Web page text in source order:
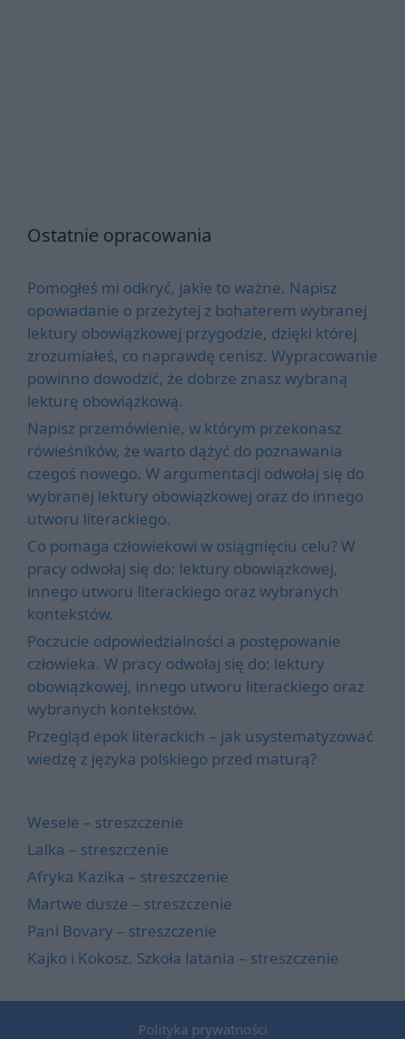
Ostatnie opracowania
Pomogłeś mi odkryć, jakie to ważne. Napisz
opowiadanie o przeżytej z bohaterem wybranej
lektury obowiązkowej przygodzie, dzięki której
zrozumiałeś, co naprawdę cenisz. Wypracowanie
powinno dowodzić, że dobrze znasz wybraną
lekturę obowiązkową.
Napisz przemówienie, w którym przekonasz
rówieśników, że warto dążyć do poznawania
czegoś nowego. W argumentacji odwołaj się do
wybranej lektury obowiązkowej oraz do innego
utworu literackiego.
Co pomaga człowiekowi w osiągnięciu celu? W
pracy odwołaj się do: lektury obowiązkowej,
innego utworu literackiego oraz wybranych
kontekstów.
Poczucie odpowiedzialności a postępowanie
człowieka. W pracy odwołaj się do: lektury
obowiązkowej, innego utworu literackiego oraz
wybranych kontekstów.
Przegląd epok literackich – jak usystematyzować
wiedzę z języka polskiego przed maturą?
Wesele – streszczenie
Lalka – streszczenie
Afryka Kazika – streszczenie
Martwe dusze – streszczenie
Pani Bovary – streszczenie
Kajko i Kokosz. Szkoła latania – streszczenie
Polityka prywatności